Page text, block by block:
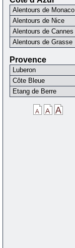
Alentours de Monaco
Alentours de Nice
Alentours de Cannes
Alentours de Grasse
Provence
Luberon
Côte Bleue
Etang de Berre